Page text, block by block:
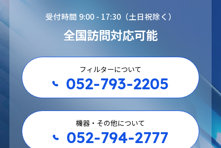
受付時間 9:00 - 17:30（土日祝除く）
全国訪問対応可能
フィルターについて
052-793-2205
機器・その他について
052-794-2777